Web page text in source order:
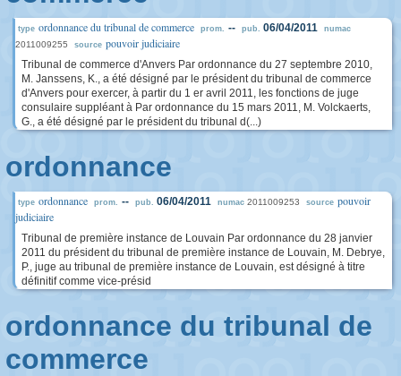
type ordonnance du tribunal de commerce prom. -- pub. 06/04/2011 numac
2011009255 source pouvoir judiciaire
Tribunal de commerce d'Anvers Par ordonnance du 27 septembre 2010,
M. Janssens, K., a été désigné par le président du tribunal de commerce
d'Anvers pour exercer, à partir du 1 er avril 2011, les fonctions de juge
consulaire suppléant à Par ordonnance du 15 mars 2011, M. Volckaerts,
G., a été désigné par le président du tribunal d(...)
ordonnance
type ordonnance prom. -- pub. 06/04/2011 numac 2011009253 source pouvoir
judiciaire
Tribunal de première instance de Louvain Par ordonnance du 28 janvier
2011 du président du tribunal de première instance de Louvain, M. Debrye,
P., juge au tribunal de première instance de Louvain, est désigné à titre
définitif comme vice-présid
ordonnance du tribunal de
commerce